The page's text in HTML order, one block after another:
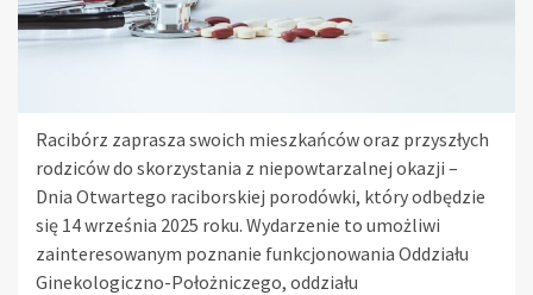
Racibórz zaprasza swoich mieszkańców oraz przyszłych
rodziców do skorzystania z niepowtarzalnej okazji –
Dnia Otwartego raciborskiej porodówki, który odbędzie
się 14 września 2025 roku. Wydarzenie to umożliwi
zainteresowanym poznanie funkcjonowania Oddziału
Ginekologiczno-Położniczego, oddziału